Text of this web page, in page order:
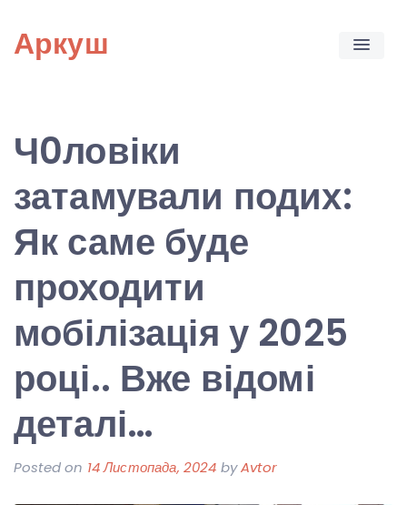
content
Аркуш
Ч0ловіки
затамували подих:
Як саме буде
проходити
мобілізація у 2025
році.. Вже відомі
деталі…
Posted on 14 Листопада, 2024 byAvtor